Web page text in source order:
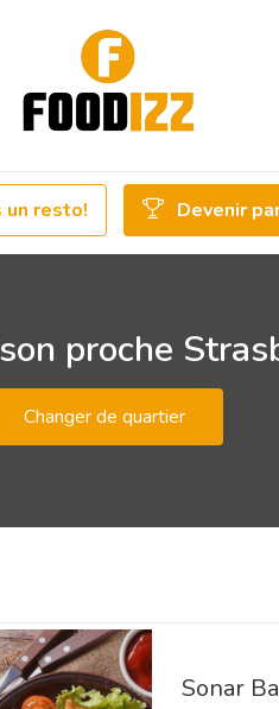
un resto! Devenir
proche
Changer de quartier
Sonar